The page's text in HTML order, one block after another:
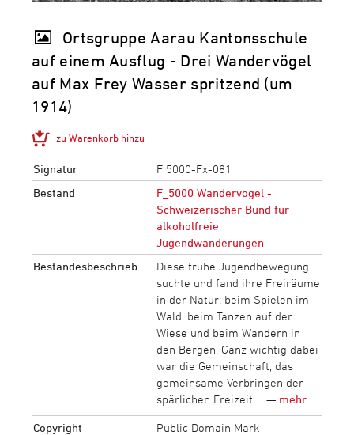
Ortsgruppe Aarau Kantonsschule
auf einem Ausflug - Drei Wandervögel
auf Max Frey Wasser spritzend (um
1914)
zu Warenkorb hinzu
Signatur
F 5000-Fx-081
Bestand
F_5000 Wandervogel -
Schweizerischer Bund für
alkoholfreie
Jugendwanderungen
Bestandesbeschrieb
Diese frühe Jugendbewegung
suchte und fand ihre Freiräume
in der Natur: beim Spielen im
Wald, beim Tanzen auf der
Wiese und beim Wandern in
den Bergen. Ganz wichtig dabei
war die Gemeinschaft, das
gemeinsame Verbringen der
spärlichen Freizeit.… — mehr...
Copyright
Public Domain Mark